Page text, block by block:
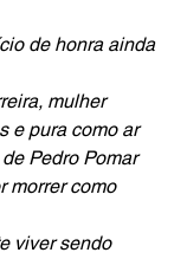
de honra ainda
mulher
e pura como ar
Pedro Pomar
morrer como
viver sendo